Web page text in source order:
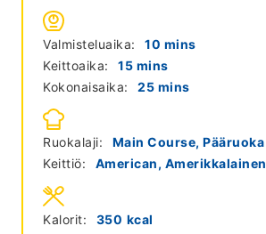
Valmisteluaika: 10 minutes
mins
Keittoaika:
15minutes
mins
Kokonaisaika:
25minutes
mins
Ruokalaji:
Main Course, Pääruoka
Keittiö:
American, Amerikkalainen
Kalorit: 350 kcal